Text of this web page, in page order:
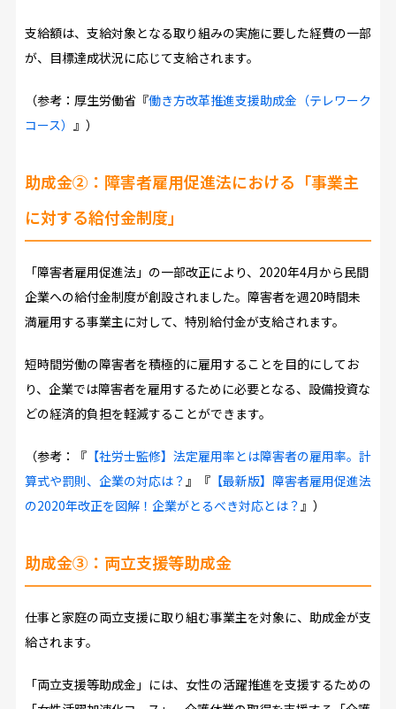
支給額は、支給対象となる取り組みの実施に要した経費の一部
が、目標達成状況に応じて支給されます。
（参考：厚生労働省『働き方改革推進支援助成金（テレワーク
コース）
』）
助成金②：障害者雇用促進法における「事業主
に対する給付金制度」
「障害者雇用促進法」の一部改正により、2020年4月から民間
企業への給付金制度が創設されました。障害者を週20時間未
満雇用する事業主に対して、特別給付金が支給されます。
短時間労働の障害者を積極的に雇用することを目的にしてお
り、企業では障害者を雇用するために必要となる、設備投資な
どの経済的負担を軽減することができます。
（参考：『【社労士監修】法定雇用率とは障害者の雇用率。計
算式や罰則、企業の対応は？ 』『【最新版】障害者雇用促進法
の2020年改正を図解！企業がとるべき対応とは？ 』）
助成金③：両立支援等助成金
仕事と家庭の両立支援に取り組む事業主を対象に、助成金が支
給されます。
「両立支援等助成金」には、女性の活躍推進を支援するための